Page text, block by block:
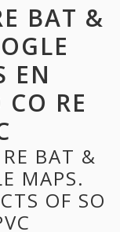
BAT &
EN
RE
BAT &
MAPS.
OF SO